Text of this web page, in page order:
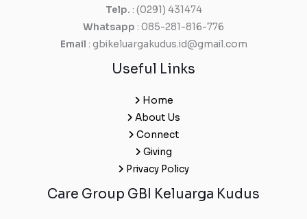
Telp. : (0291) 431474
Whatsapp : 085-281-816-776
Email : gbikeluargakudus.id@gmail.com
Useful Links
Home
About Us
Connect
Giving
Privacy Policy
Care Group GBI Keluarga Kudus